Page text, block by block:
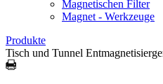
Magnetischen Filter
Magnet - Werkzeuge
Produkte
Tisch und Tunnel